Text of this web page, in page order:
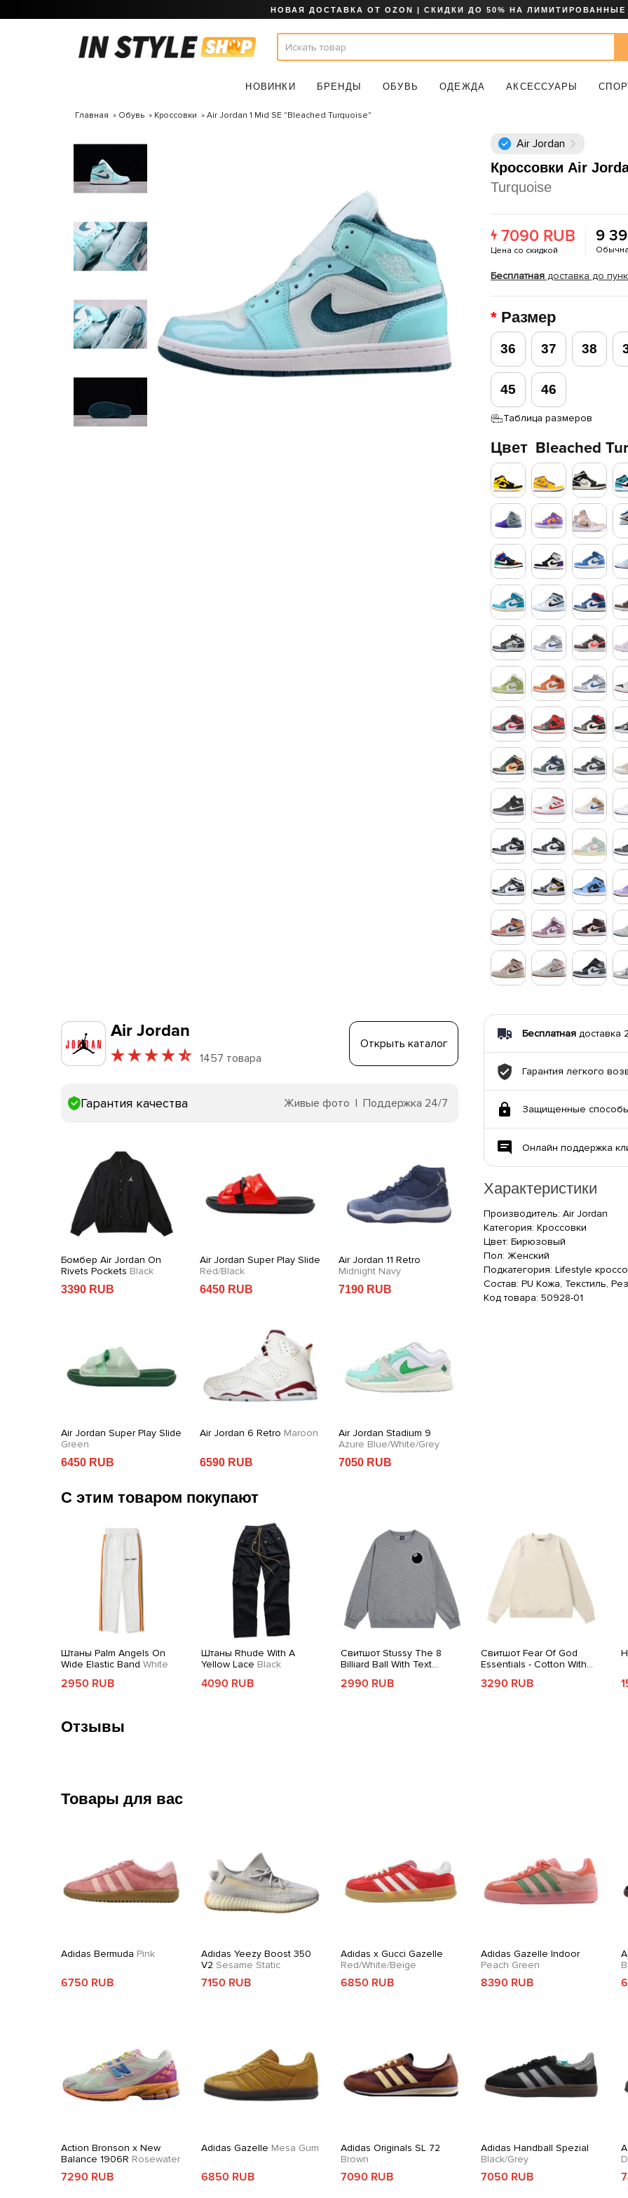
НОВАЯ ДОСТАВКА ОТ OZON | СКИДКИ ДО 50% НА
НОВИНКИ БРЕНДЫ ОБУВЬ ОДЕЖДА АКСЕССУАРЫ
Главная Обувь Кроссовки Air Jordan 1 Mid SE "Bleached Turquoise"
Air Jordan
Кроссовки Air
Turquoise
7090 RUB
Цена со скидкой
9
Бесплатная доставка до
Размер
36 37 38
45 46
Таблица размеров
Цвет Bleached
Air Jordan
1457 товара
Открыть каталог
Гарантия качества Живые фото | Поддержка 24/7
Бомбер Air Jordan On
Rivets Pockets Black
3390 RUB
Air Jordan Super Play Slide
Green
6450 RUB
Air Jordan Super Play Slide
Red/Black
6450 RUB
Air Jordan 6 Retro Maroon
6590 RUB
Air Jordan 11 Retro
Midnight Navy
7190 RUB
Air Jordan Stadium 9
Azure Blue/White/Grey
7050 RUB
Air Jordan 1 Retro Low OG
Coconut Milk
6990 RUB
Бесплатная доставка
Гарантия легкого
Защищенные
Онлайн поддержка
Характеристики
Производитель: Air Jordan
Категория: Кроссовки
Цвет: Бирюзовый
Пол: Женский
Подкатегория: Lifestyle
Состав: PU Кожа, Текстиль,
Код товара: 50928-01
С этим товаром покупают
Штаны Palm Angels On
Wide Elastic Band White
2950 RUB
Штаны Rhude With A
Yellow Lace Black
4090 RUB
Свитшот Stussy The 8
Billiard Ball With Text
2990 RUB
Свитшот Fear Of God
Essentials - Cotton With
3290 RUB
Отзывы
Товары для вас
Adidas Bermuda Pink
6750 RUB
Adidas Yeezy Boost 350
V2 Sesame Static
7150 RUB
Adidas x Gucci Gazelle
Red/White/Beige
6850 RUB
Adidas Gazelle Indoor
Peach Green
8390 RUB
Action Bronson x New
Balance 1906R Rosewater
7290 RUB
Adidas Gazelle Mesa Gum
6850 RUB
Adidas Originals SL 72
Brown
7090 RUB
Adidas Handball Spezial
Black/Grey
7050 RUB